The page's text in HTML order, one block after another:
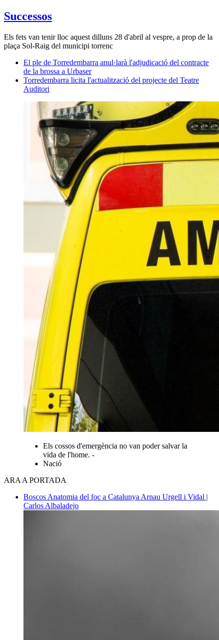
Successos
Els fets van tenir lloc aquest dilluns 28 d'abril al vespre, a prop de la
plaça Sol-Raig del municipi torrenc
El ple de Torredembarra anul·larà l'adjudicació del contracte
de la brossa a Urbaser
Torredembarra licita l'actualització del projecte del Teatre
Auditori
Els cossos d'emergència no van poder salvar la
vida de l'home. -
Nació
ARA A PORTADA
Boscos Anatomia del foc a Catalunya Arnau Urgell i Vidal |
Carlos Albaladejo